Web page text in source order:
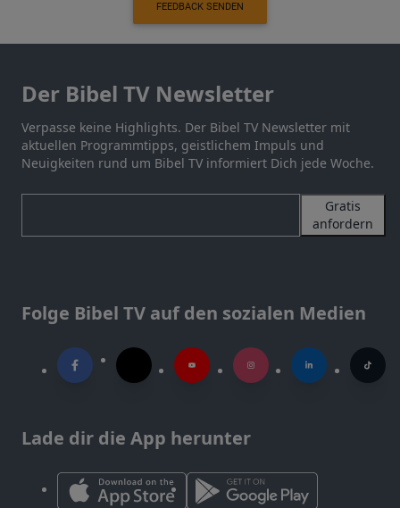
FEEDBACK SENDEN
Der Bibel TV Newsletter
Verpasse keine Highlights. Der Bibel TV Newsletter mit
aktuellen Programmtipps, geistlichem Impuls und
Neuigkeiten rund um Bibel TV informiert Dich jede Woche.
Gratis
anfordern
Folge Bibel TV auf den sozialen Medien
Lade dir die App herunter